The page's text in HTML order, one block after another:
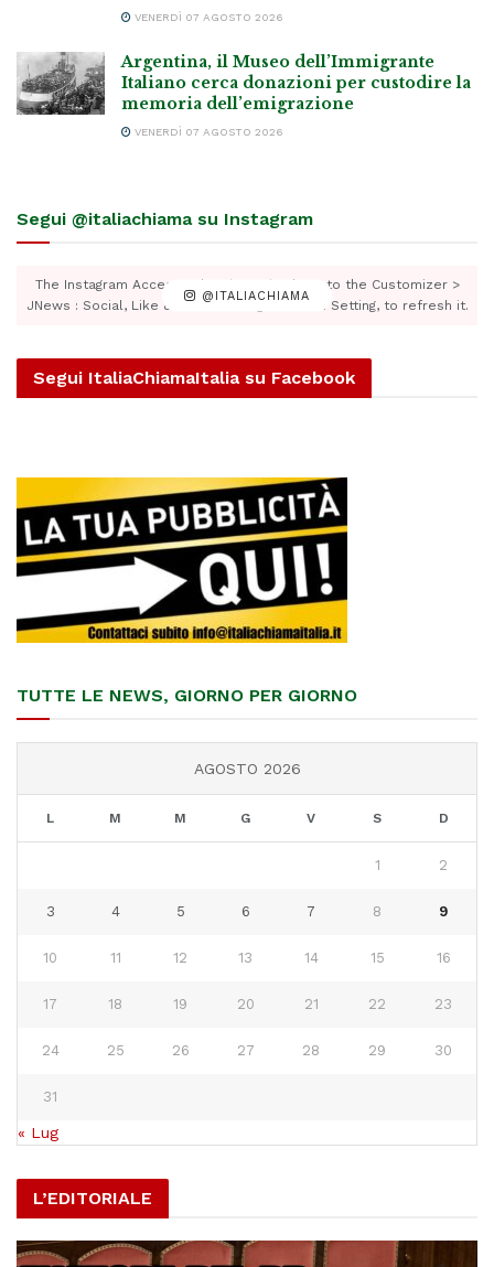
VENERDÌ 07 AGOSTO 2026
Argentina, il Museo dell’Immigrante
Italiano cerca donazioni per custodire la
memoria dell’emigrazione
VENERDÌ 07 AGOSTO 2026
Segui @italiachiama su Instagram
@ITALIACHIAMA
The Instagram Access Token is expired, Go to the Customizer >
JNews : Social, Like & View > Instagram Feed Setting, to refresh it.
Segui ItaliaChiamaItalia su Facebook
TUTTE LE NEWS, GIORNO PER GIORNO
AGOSTO 2026
L M M G V S D
1 2
3 4 5 6 7 8 9
10 11 12 13 14 15 16
17 18 19 20 21 22 23
24 25 26 27 28 29 30
31
« Lug
L’EDITORIALE